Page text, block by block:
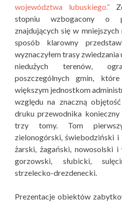
województwa lubuskiego.”
stopniu wzbogacony o
znajdujących się w
sposób klarowny
wyznaczyłem trasy
niedużych terenów,
poszczególnych gmin,
większym jednostkom
względu na znaczną
druku przewodnika konieczny
trzy tomy. Tom
zielonogórski, świebodziński
żarski, żagański, nowosolski
gorzowski, słubicki,
strzelecko-drezdenecki.
Prezentacje obiektów